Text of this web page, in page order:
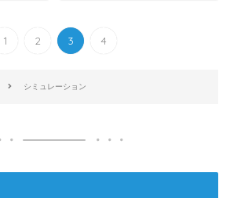
1 2 3 4
シミュレーション